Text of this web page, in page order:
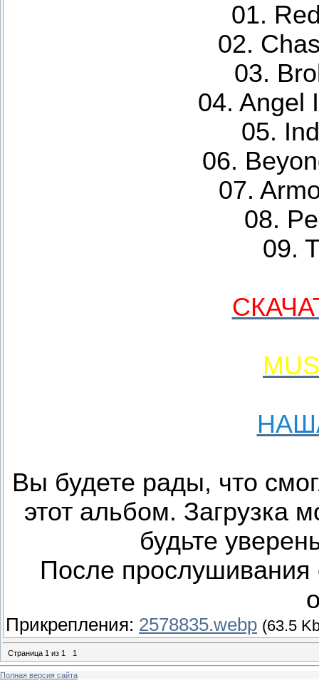
01.
02.
03.
04. Angel
05.
06.
07.
08.
09.
Вы будете рады, что
этот альбом. Загрузка
будьте
После прослушивания
Прикрепления: 2578835.webp (63.5
Страница 1 из 1 1
Полная версия сайта